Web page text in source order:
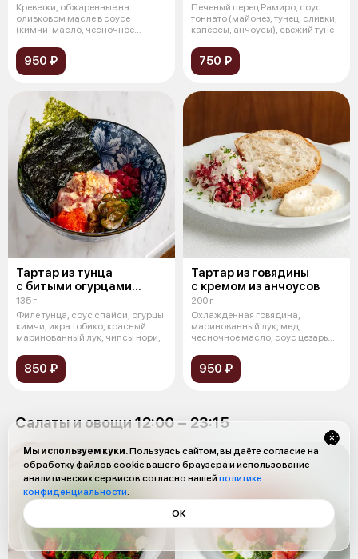
Креветки, обжаренные на
оливковом масле в соусе
(кимчи-масло, чесночное
950 ₽
Печеный перец Рамиро, соус
тоннато (майонез, тунец, сливки,
каперсы, анчоусы), свежий туне
750 ₽
Тартар из тунца
с битыми огурцами
и соусом спайси
135 г
Филе тунца, соус спайси, огурцы
кимчи, икра тобико, красный
маринованный лук, чипсы нори,
850 ₽
Тартар из говядины
с кремом из анчоусов
200 г
Охлажденная говядина,
маринованный лук, мед,
чесночное масло, соус цезарь
950 ₽
Салаты и овощи 12:00 − 23:15
Мы используем куки.Пользуясь сайтом, вы даёте согласие на
обработку файлов cookie вашего браузера и использование
аналитических сервисов согласно нашей политике
конфиденциальности.
ОК